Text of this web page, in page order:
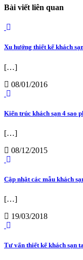
Bài viết liên quan
Xu hướng thiết kế khách
[…]
08/01/2016
Kiến trúc khách sạn 4 sao
[…]
08/12/2015
Cập nhật các mẫu khách
[…]
19/03/2018
Tư vấn thiết kế khách sạn